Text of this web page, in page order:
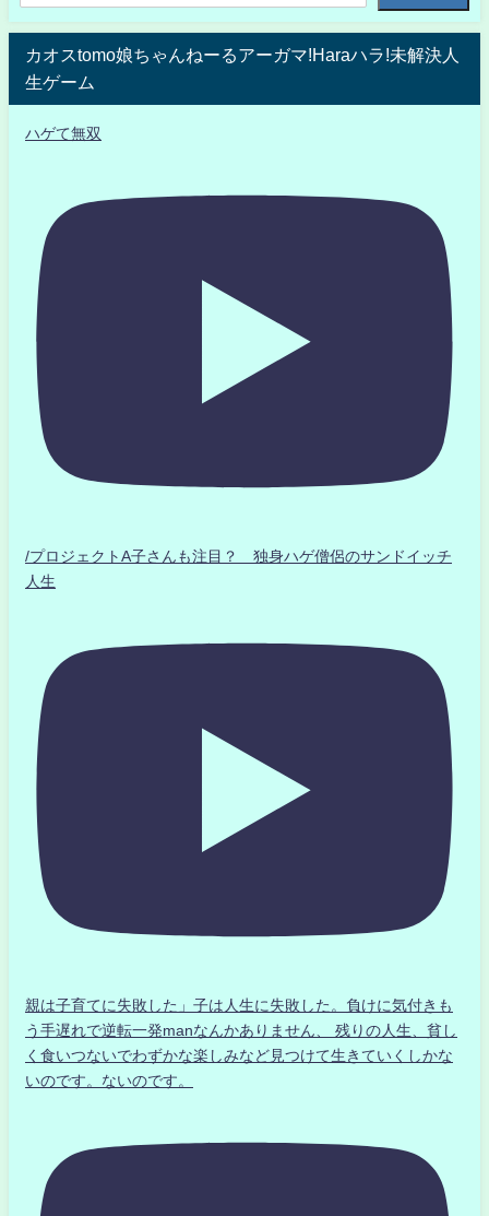
カオスtomo娘ちゃんねーるアーガマ!Haraハラ!未解決人
生ゲーム
ハゲて無双
/プロジェクトA子さんも注目？ 独身ハゲ僧侶のサンドイッチ
人生
親は子育てに失敗した」子は人生に失敗した。負けに気付きも
う手遅れで逆転一発manなんかありません、 残りの人生、貧し
く食いつないでわずかな楽しみなど見つけて生きていくしかな
いのです。ないのです。